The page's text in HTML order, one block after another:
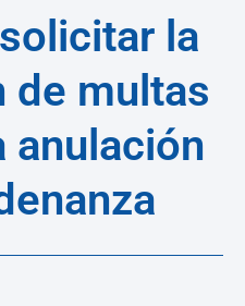
la
de multas
anulación